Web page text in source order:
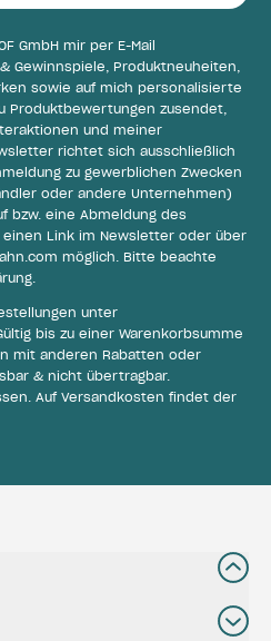
GmbH mir per E-Mail
Gewinnspiele, Produktneuheiten,
sowie auf mich personalisierte
Produktbewertungen zusendet,
und meiner
richtet sich ausschließlich
zu gewerblichen Zwecken
oder andere Unternehmen)
bzw. eine Abmeldung des
Link im Newsletter oder über
möglich. Bitte beachte
.
unter
bis zu einer Warenkorbsumme
mit anderen Rabatten oder
& nicht übertragbar.
Auf Versandkosten findet der